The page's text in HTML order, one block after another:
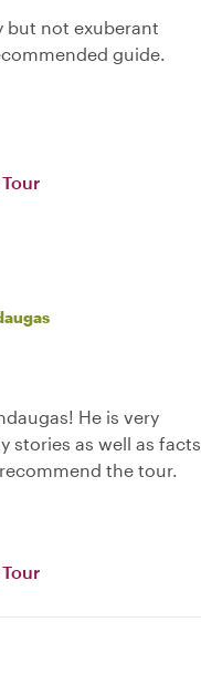
but not exuberant
guide.
He is very
stories as well as facts
the tour.